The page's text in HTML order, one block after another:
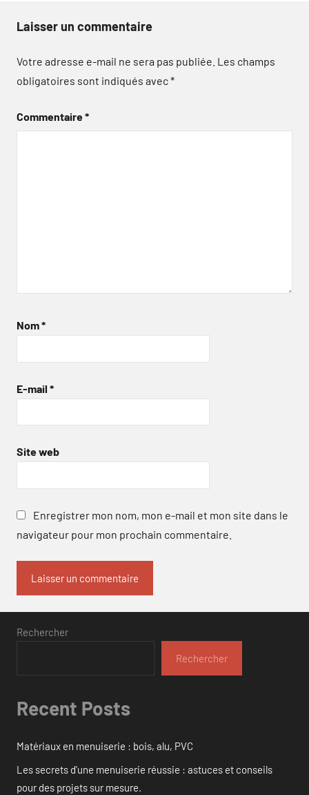
Laisser un commentaire
Votre adresse e-mail ne sera pas publiée. Les champs
obligatoires sont indiqués avec*
Commentaire*
Nom*
E-mail *
Site web
Enregistrer mon nom, mon e-mail et mon site dans le
navigateur pour mon prochain commentaire.
Rechercher
Rechercher
Recent Posts
Matériaux en menuiserie : bois, alu, PVC
Les secrets d’une menuiserie réussie : astuces et conseils
pour des projets sur mesure.